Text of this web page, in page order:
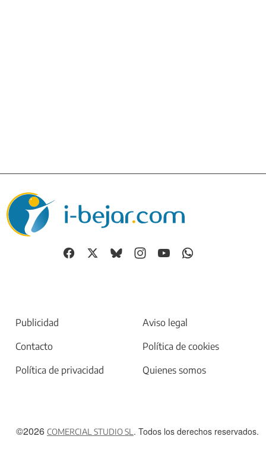
Publicidad
Aviso legal
Contacto
Política de cookies
Política de privacidad
Quienes somos
©2026 COMERCIAL STUDIO SL . Todos los derechos reservados.